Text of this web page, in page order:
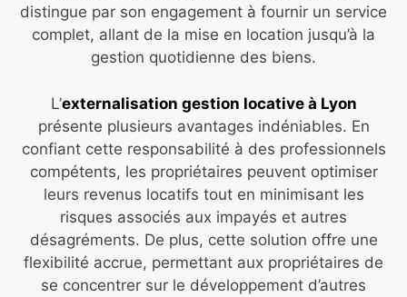
distingue par son engagement à fournir un service
complet, allant de la mise en location jusqu’à la
gestion quotidienne des biens.
L’externalisation gestion locative à Lyon
présente plusieurs avantages indéniables. En
confiant cette responsabilité à des professionnels
compétents, les propriétaires peuvent optimiser
leurs revenus locatifs tout en minimisant les
risques associés aux impayés et autres
désagréments. De plus, cette solution offre une
flexibilité accrue, permettant aux propriétaires de
se concentrer sur le développement d’autres